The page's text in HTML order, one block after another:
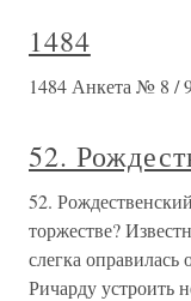
1484
1484 Анкета № 8 /
52.
52.
торжестве?
слегка оправилась
Ричарду устроить